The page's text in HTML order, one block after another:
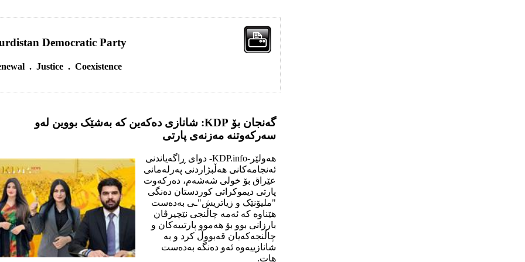
Democratic Party
. Justice . Coexistence
گەنجان بۆ KDP: شانازی دەکەین كە بەشێک بووین لەو
سەرکەوتنە مەزنەی پارتی
ھەولێر-KDP.info- دوای ڕاگەیاندنی
ئەنجامەکانی هەڵبژاردنی پەرلەمانی
عێراق بۆ خولی شەشەم، دەرکەوت
پارتی دیموکراتی کوردستان دەنگی
"ملیۆنێک و زیاتریش"ـی بەدەست
هێناوە كە ئەمە چاڵنجی نێچیرڤان
بارزانی بوو بۆ هەموو پارتییەكان و
چاڵنجەكەیان قەبووڵ كرد و بە
شانازییەوە ئەو دەنگە بەدەست
هات.